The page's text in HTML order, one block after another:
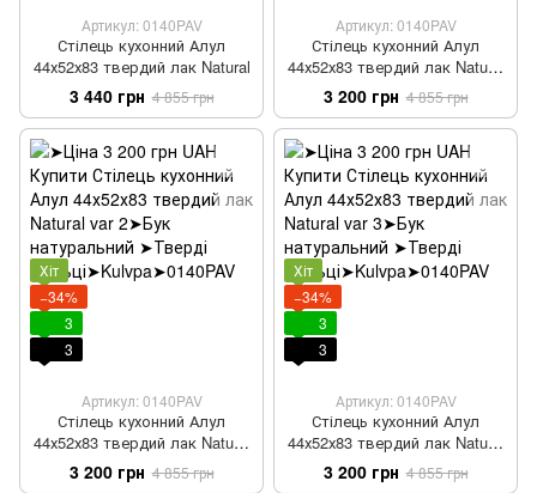
Артикул: 0140PAV
Стілець кухонний Алул
44х52х83 твердий лак Natural
3 440 грн 4 855 грн
Артикул: 0140PAV
Стілець кухонний Алул
44х52х83 твердий лак Natural
var 1
3 200 грн 4 855 грн
Хіт
−34%
3
3
Артикул: 0140PAV
Стілець кухонний Алул
44х52х83 твердий лак Natural
var 2
3 200 грн 4 855 грн
Хіт
−34%
3
3
Артикул: 0140PAV
Стілець кухонний Алул
44х52х83 твердий лак Natural
var 3
3 200 грн 4 855 грн